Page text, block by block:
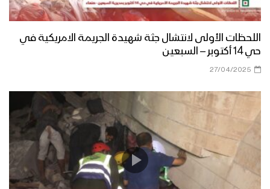
اللحظات الأولى لانتشال جثة شهيدة الجريمة الامريكية في
حي 14 أكتوبر – السبعين
27/04/2025